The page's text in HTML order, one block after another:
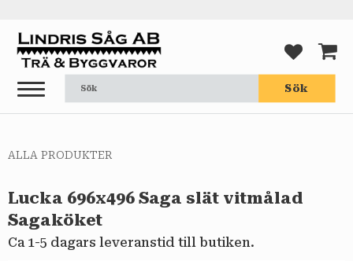
Meny
Sök
ALLA PRODUKTER
Lucka 696x496 Saga slät vitmålad
Sagaköket
Ca 1-5 dagars leveranstid till butiken.